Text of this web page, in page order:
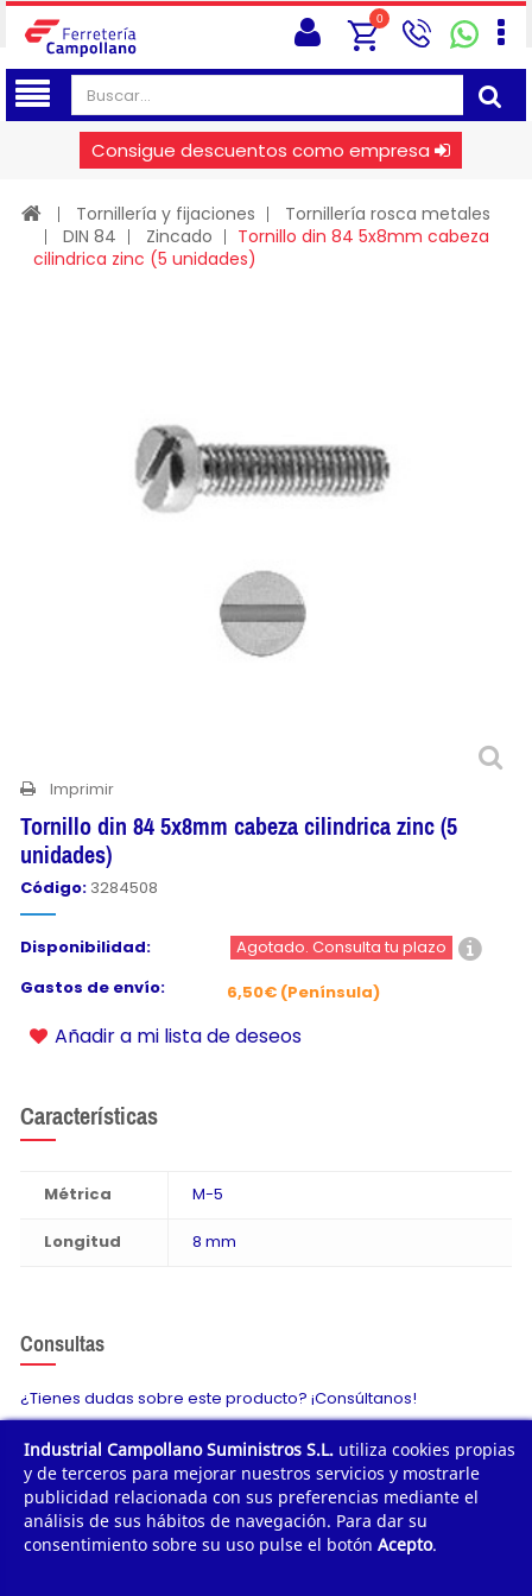
0
Consigue descuentos como empresa
Tornillería y fijaciones
Tornillería rosca metales
DIN 84
Zincado
Tornillo din 84 5x8mm cabeza
cilindrica zinc (5 unidades)
Imprimir
Tornillo din 84 5x8mm cabeza cilindrica zinc (5
unidades)
Código: 3284508
Disponibilidad:
Agotado. Consulta tu plazo
Gastos de envío:
6,50€ (Península)
Añadir a mi lista de deseos
Características
Métrica M-5
Longitud 8 mm
Consultas
¿Tienes dudas sobre este producto? ¡Consúltanos!
Envíanos tu consulta
Industrial Campollano Suministros S.L. utiliza cookies propias
y de terceros para mejorar nuestros servicios y mostrarle
publicidad relacionada con sus preferencias mediante el
análisis de sus hábitos de navegación. Para dar su
consentimiento sobre su uso pulse el botón Acepto.